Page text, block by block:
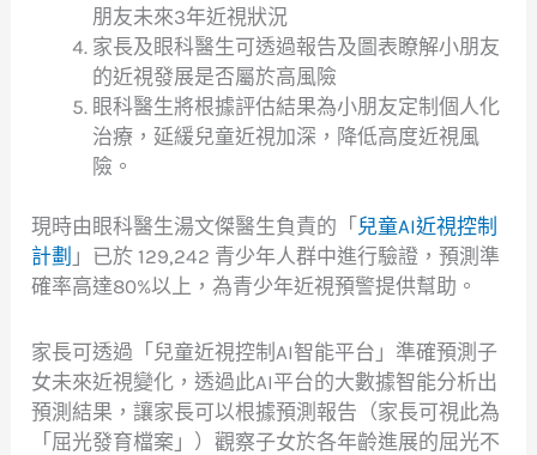
朋友未來3年近視狀況
家長及眼科醫生可透過報告及圖表瞭解小朋友
的近視發展是否屬於高風險
眼科醫生將根據評估結果為小朋友定制個人化
治療，延緩兒童近視加深，降低高度近視風
險。
現時由眼科醫生湯文傑醫生負責的「 兒童AI近視控制
計劃 」已於 129,242 青少年人群中進行驗證，預測準
確率高達80%以上，為青少年近視預警提供幫助。
家長可透過「兒童近視控制AI智能平台」準確預測子
女未來近視變化，透過此AI平台的大數據智能分析出
預測結果，讓家長可以根據預測報告（家長可視此為
「屈光發育檔案」）觀察子女於各年齡進展的屈光不